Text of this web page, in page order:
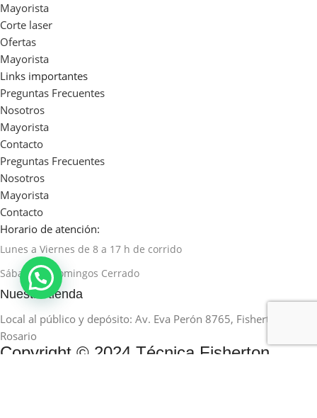
Mayorista
Corte laser
Ofertas
Mayorista
Links importantes
Preguntas Frecuentes
Nosotros
Mayorista
Contacto
Preguntas Frecuentes
Nosotros
Mayorista
Contacto
Horario de atención:
Lunes a Viernes de 8 a 17 h de corrido
Sábados y Domingos Cerrado
Nuestra tienda
Local al público y depósito: Av. Eva Perón 8765, Fisherton,
Rosario
Copyright © 2024 Técnica Fisherton.